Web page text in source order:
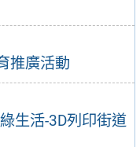
推廣活動
生活-3D列印街道